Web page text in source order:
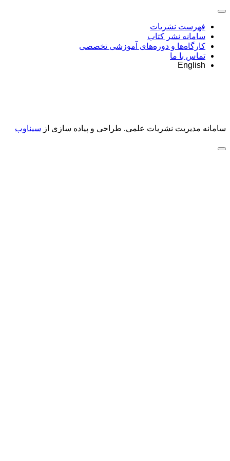
فهرست نشریات
سامانه نشر کتاب
کارگاه‌ها و دوره‌های آموزشی تخصصی
تماس با ما
English
سامانه مدیریت نشریات علمی. طراحی و پیاده سازی از سیناوب